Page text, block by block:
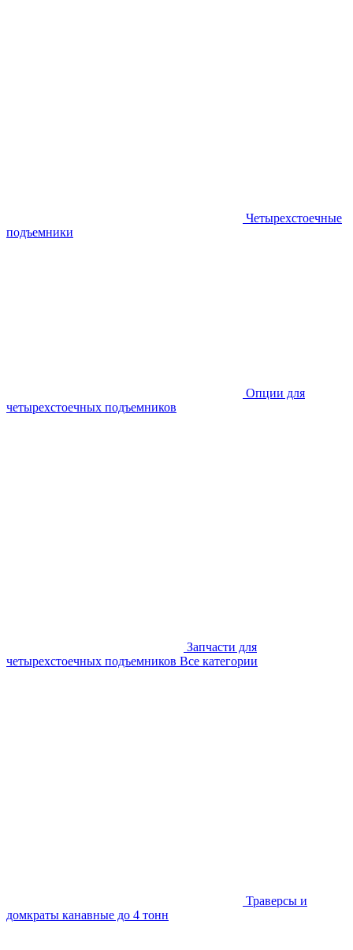
Четырехстоечные
подъемники
Опции для
четырехстоечных подъемников
Запчасти для
четырехстоечных подъемников Все категории
Траверсы и
домкраты канавные до 4 тонн